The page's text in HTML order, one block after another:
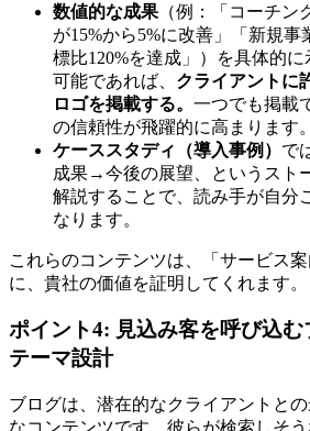
数値的な成果 （例：「コーチ
が15%から5%に改善」「新規事
標比120%を達成」）を具体的に
可能であれば、 クライアントに
ロゴを掲載する。 一つでも掲載
の信頼性が飛躍的に高まります。
ケーススタディ（導入事例） で
成果→今後の展望、というスト
解説することで、読み手が自分
なります。
これらのコンテンツは、「サービス
に、貴社の価値を証明してくれます。
ポイント4: 見込み客を呼び込
テーマ設計
ブログは、潜在的なクライアントと